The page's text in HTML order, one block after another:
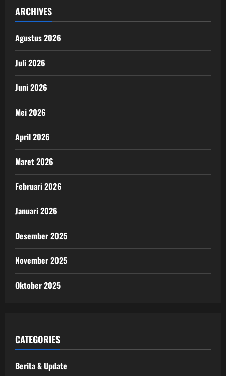
ARCHIVES
Agustus 2026
Juli 2026
Juni 2026
Mei 2026
April 2026
Maret 2026
Februari 2026
Januari 2026
Desember 2025
November 2025
Oktober 2025
CATEGORIES
Berita & Update